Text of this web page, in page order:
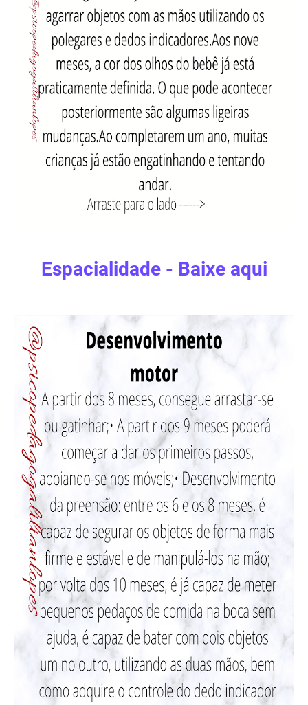
Espacialidade - Baixe aqui